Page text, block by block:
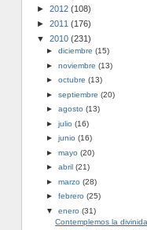
► 2012 (108)
► 2011 (176)
▼ 2010 (231)
► diciembre (15)
► noviembre (13)
► octubre (13)
► septiembre (20)
► agosto (13)
► julio (16)
► junio (16)
► mayo (20)
► abril (21)
► marzo (28)
► febrero (25)
▼ enero (31)
Contemplemos la